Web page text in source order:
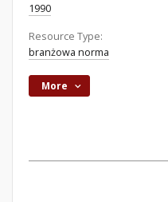
1990
Resource Type:
branżowa norma
More